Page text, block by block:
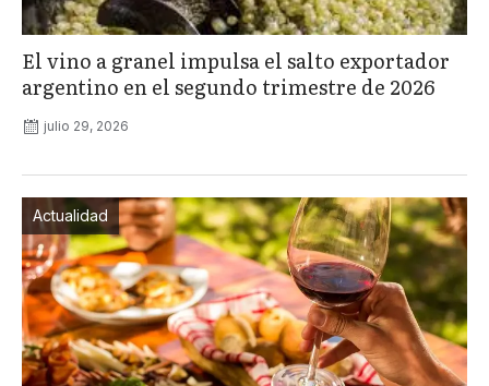
El vino a granel impulsa el salto exportador
argentino en el segundo trimestre de 2026
julio 29, 2026
Actualidad